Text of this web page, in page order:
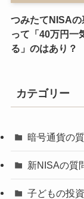
つみたてNISAの
って「40万円一
る」のはあり？
カテゴリー
暗号通貨の
新NISAの質
子どもの投